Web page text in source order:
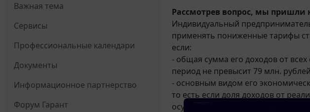
Важная тема
Сервисы
Профессиональные календари
Документы
Информационное партнерство
Форум Гарант
Рассмотрев вопрос, мы
Индивидуальный
применять пониженные тарифы
если:
- общая сумма его доходов от
период не превысит 79 млн.
- основным видом его
то есть если доля доходов от
осуществлении данного вида